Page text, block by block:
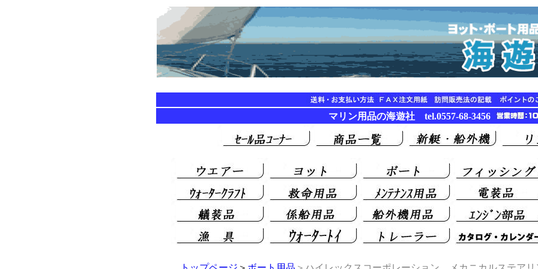
マリン用品の海遊社 tel.0557-68-3456